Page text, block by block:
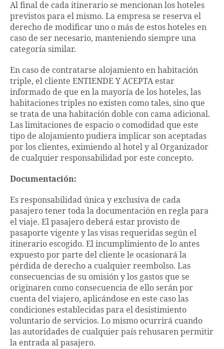
Al final de cada itinerario se mencionan los hoteles
previstos para el mismo. La empresa se reserva el
derecho de modificar uno o más de estos hoteles en
caso de ser necesario, manteniendo siempre una
categoría similar.
En caso de contratarse alojamiento en habitación
triple, el cliente ENTIENDE Y ACEPTA estar
informado de que en la mayoría de los hoteles, las
habitaciones triples no existen como tales, sino que
se trata de una habitación doble con cama adicional.
Las limitaciones de espacio o comodidad que este
tipo de alojamiento pudiera implicar son aceptadas
por los clientes, eximiendo al hotel y al Organizador
de cualquier responsabilidad por este concepto.
Documentación:
Es responsabilidad única y exclusiva de cada
pasajero tener toda la documentación en regla para
el viaje. El pasajero deberá estar provisto de
pasaporte vigente y las visas requeridas según el
itinerario escogido. El incumplimiento de lo antes
expuesto por parte del cliente le ocasionará la
pérdida de derecho a cualquier reembolso. Las
consecuencias de su omisión y los gastos que se
originaren como consecuencia de ello serán por
cuenta del viajero, aplicándose en este caso las
condiciones establecidas para el desistimiento
voluntario de servicios. Lo mismo ocurrirá cuando
las autoridades de cualquier país rehusaren permitir
la entrada al pasajero.